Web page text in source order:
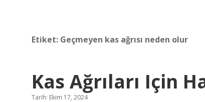
Etiket: Geçmeyen kas ağrısı neden olur
Kas Ağrıları Için
Tarih: Ekim 17, 2024